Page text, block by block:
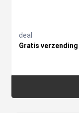
deal
Gratis